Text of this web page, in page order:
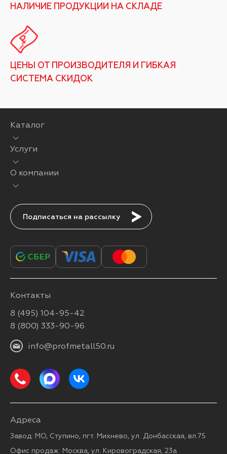
НАЛИЧИЕ ПРОДУКЦИИ НА СКЛАДЕ
ЦЕНЫ ОТ ПРОИЗВОДИТЕЛЯ И ГИБКАЯ
СИСТЕМА СКИДОК
Каталог
Услуги
О компании
Подписаться
Контакты
8 (495) 104-95-42
8 (800) 333-90-96
info@profmetall50.ru
Адреса
Завод: МО, Ступино, пгт. Михнево, ул. Донбасская, вл.75
Офис продаж: Москва, ул. Кировоградская, 23а